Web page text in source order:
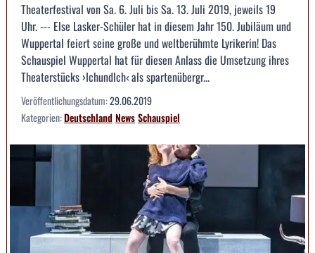
Theaterfestival von Sa. 6. Juli bis Sa. 13. Juli 2019, jeweils 19
Uhr. --- Else Lasker-Schüler hat in diesem Jahr 150. Jubiläum und
Wuppertal feiert seine große und weltberühmte Lyrikerin! Das
Schauspiel Wuppertal hat für diesen Anlass die Umsetzung ihres
Theaterstücks ›IchundIch‹ als spartenübergr...
Veröffentlichungsdatum:29.06.2019
Kategorien:DeutschlandNewsSchauspiel